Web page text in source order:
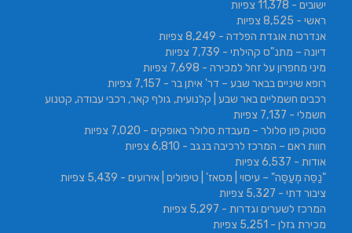
ישובים - 11,378 צפיות
ראשי - 8,525 צפיות
אנדרטת אוגדת הפלדה - 8,249 צפיות
דיונה – מתנ"ס קהילתי - 7,739 צפיות
מיני מחפרון על זחל למכירה - 7,698 צפיות
רופא שיניים בבאר שבע – דר' איתן בר - 7,157 צפיות
רכבים חשמליים באר שבע | קלנועית, גולף קאר, רכבי עבודה, קטנוע
חשמלי - 7,137 צפיות
סטוק פון סלולר – מעבדת סלולר באופקים - 7,020 צפיות
חוות ראם – המרכז לרכיבה בנגב - 6,810 צפיות
אודות - 6,537 צפיות
"נַסֵּה מְעַסֶּה" – עיסוי | מסאז' | טיפולים | אירועים - 5,439 צפיות
ציבור דתי - 5,327 צפיות
המרכז לשערים וגדרות - 5,297 צפיות
מכירת גזלן - 5,251 צפיות